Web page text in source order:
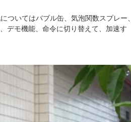
ついてはバブル缶、気泡関数スプレー、
デモ機能、命令に切り替えて、加速す